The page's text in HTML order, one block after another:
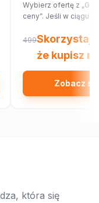
Wybierz ofertę z
ceny”. Jeśli w ciągu
innym sklepie,
różnicy w cenie w
Sprawdź!
499Skorzystaj
że kupisz
Zobacz
która się